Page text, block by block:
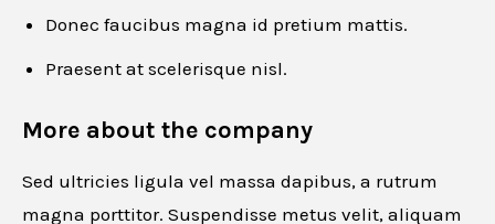
Drag and drop or browse
Donec faucibus magna id pretium mattis.
Praesent at scelerisque nisl.
More about the company
Sed ultricies ligula vel massa dapibus, a rutrum
magna porttitor. Suspendisse metus velit, aliquam